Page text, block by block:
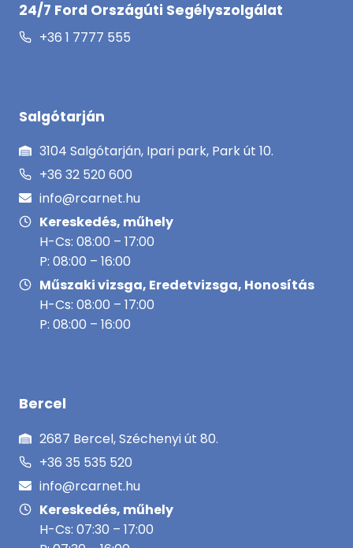
24/7 Ford Országúti Segélyszolgálat
+36 1 7777 555
Salgótarján
3104 Salgótarján, Ipari park, Park út 10.
+36 32 520 600
info@rcarnet.hu
Kereskedés, műhely
H-Cs: 08:00 – 17:00
P: 08:00 – 16:00
Műszaki vizsga, Eredetvizsga, Honosítás
H-Cs: 08:00 – 17:00
P: 08:00 – 16:00
Bercel
2687 Bercel, Széchenyi út 80.
+36 35 535 520
info@rcarnet.hu
Kereskedés, műhely
H-Cs: 07:30 – 17:00